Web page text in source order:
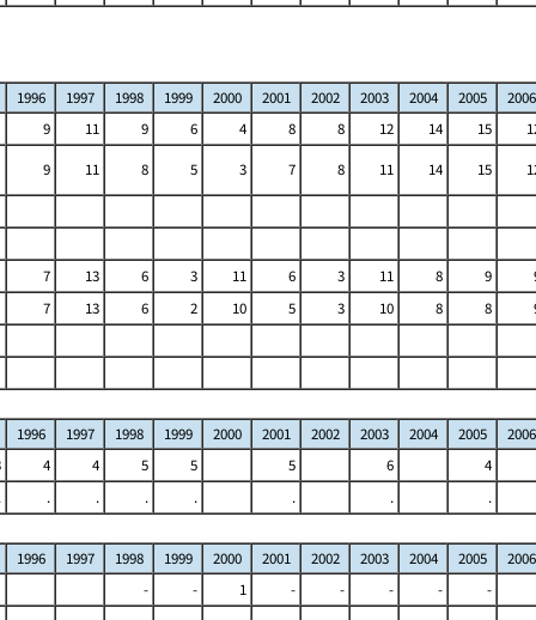
1996 1997 1998 1999 2000 2001 2002 2003 2004 2005
2006
9 11 9 6 4 8 8 12 14 15
9 11 8 5 3 7 8 11 14 15
7 13 6 3 11 6 3 11 8 9
7 13 6 2 10 5 3 10 8 8
1996 1997 1998 1999 2000 2001 2002 2003 2004 2005
2006
4 4 5 5 5 6
4
. . . . . . .
.
1996 1997 1998 1999 2000 2001 2002 2003 2004 2005
2006
- - 1 - - - -
-